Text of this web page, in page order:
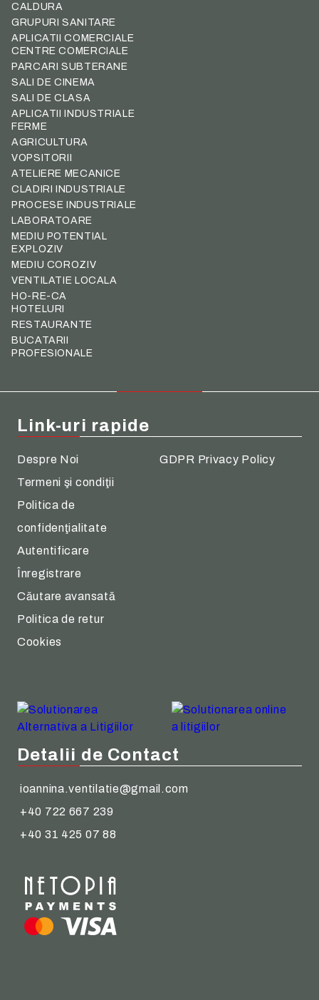
CALDURA
GRUPURI SANITARE
APLICATII COMERCIALE
CENTRE COMERCIALE
PARCARI SUBTERANE
SALI DE CINEMA
SALI DE CLASA
APLICATII INDUSTRIALE
FERME
AGRICULTURA
VOPSITORII
ATELIERE MECANICE
CLADIRI INDUSTRIALE
PROCESE INDUSTRIALE
LABORATOARE
MEDIU POTENTIAL
EXPLOZIV
MEDIU COROZIV
VENTILATIE LOCALA
HO-RE-CA
HOTELURI
RESTAURANTE
BUCATARII
PROFESIONALE
Link-uri rapide
Despre Noi
Termeni şi condiţii
Politica de
confidenţialitate
Autentificare
Înregistrare
Căutare avansată
Politica de retur
Cookies
GDPR Privacy Policy
Detalii de Contact
ioannina.ventilatie@gmail.com
+40 722 667 239
+40 31 425 07 88